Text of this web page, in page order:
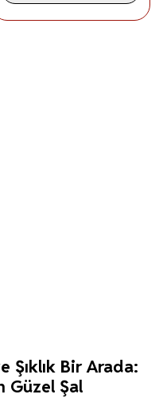
Şıklık Bir Arada:
Güzel Şal